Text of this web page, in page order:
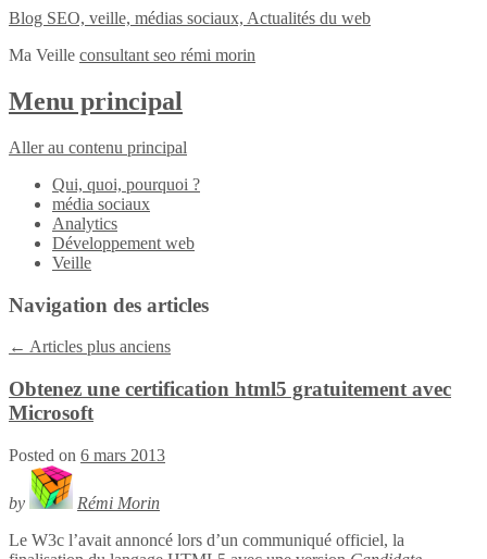
Blog SEO, veille, médias sociaux, Actualités du web
Ma Veille consultant seo rémi morin
Menu principal
Aller au contenu principal
Qui, quoi, pourquoi ?
média sociaux
Analytics
Développement web
Veille
Navigation des articles
← Articles plus anciens
Obtenez une certification html5 gratuitement avec
Microsoft
Posted on 6 mars 2013
by
Rémi Morin
Le W3c l’avait annoncé lors d’un communiqué officiel, la